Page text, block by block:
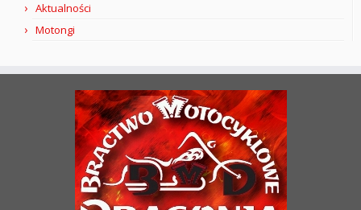
Aktualności
Motongi